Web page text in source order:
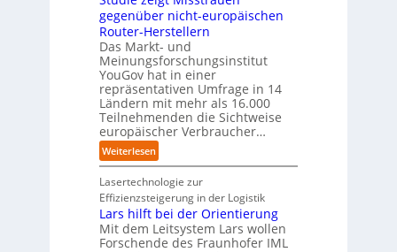
u
d
A
u
t
o
m
a
t
i
s
i
e
r
u
n
g
s
l
k
n
f
t
d
e
r
I
n
d
t
r
i
a
m
t
r
i
t
t
I
n
d
u
t
r
i
a
v
e
r
s
a
l
A
u
t
o
m
a
t
i
o
n
gegenüber nicht-europäischen
Router-Herstellern
Das Markt- und
Meinungsforschungsinstitut
YouGov hat in einer
repräsentativen Umfrage in 14
Ländern mit mehr als 16.000
Teilnehmenden die Sichtweise
europäischer Verbraucher…
Weiterlesen:
S
t
u
d
i
e
Lasertechnologie zur
Effizienzsteigerung in der Logistik
Lars hilft bei der Orientierung
Mit dem Leitsystem Lars wollen
Forschende des Fraunhofer IML